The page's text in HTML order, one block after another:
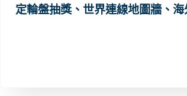
定輪盤抽獎、世界連線地圖牆、海